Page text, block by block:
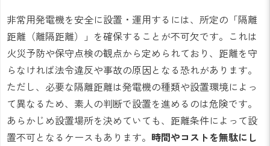
非常用発電機を安全に設置・運用するには、所定の「隔離
距離（離隔距離）」を確保することが不可欠です。これは
火災予防や保守点検の観点から定められており、距離を守
らなければ法令違反や事故の原因となる恐れがあります。
ただし、必要な隔離距離は発電機の種類や設置環境によっ
て異なるため、素人の判断で設置を進めるのは危険です。
あらかじめ設置場所を決めていても、距離条件によって設
置不可となるケースもあります。 時間やコストを無駄にし